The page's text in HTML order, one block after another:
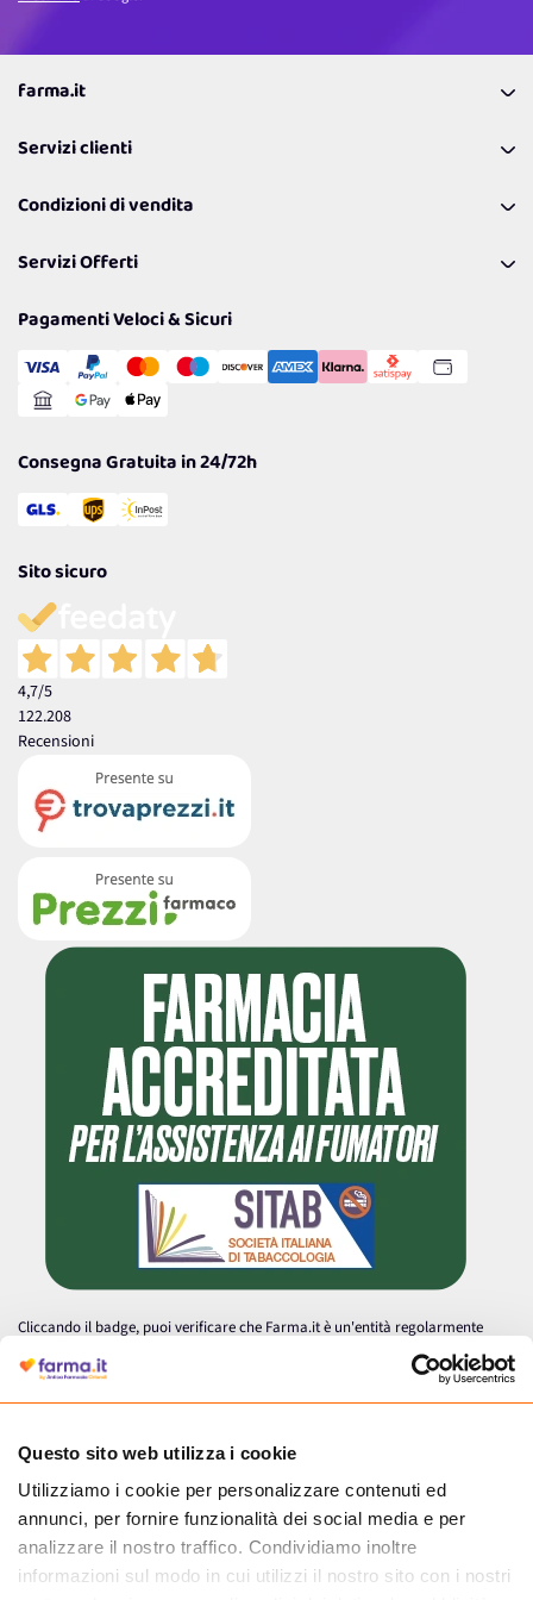
Questo sito web utilizza i cookie
Utilizziamo i cookie per personalizzare contenuti ed
annunci, per fornire funzionalità dei social media e per
analizzare il nostro traffico. Condividiamo inoltre
informazioni sul modo in cui utilizzi il nostro sito con i nostri
farma.it
Coupon
Lavora con noi
Politiche per la parità di genere
Servizi clienti
Richiamami
Resi
Condizioni di vendita
Spedizioni
Cookie Policy
Gestisci Cookie
Servizi Offerti
Reso Facile e Veloce
Pagamenti Veloci & Sicuri
Consegna Gratuita in 24/72h
Sito sicuro
4,7/5
122.208
Recensioni
Cliccando il badge, puoi verificare che Farma.it è un'entità regolarmente
autorizzata dal Ministero della Salute a effettuare la vendita online di
medicinali.